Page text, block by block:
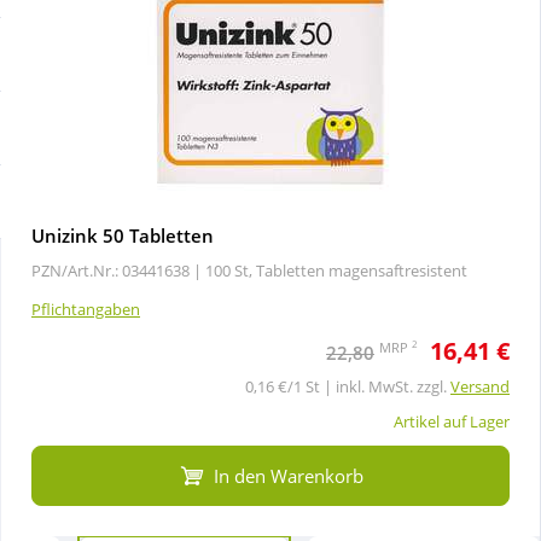
Natur & Homöopathie
Tierbedarf
Unizink 50 Tabletten
PZN/Art.Nr.: 03441638 | 100 St, Tabletten magensaftresistent
Pflichtangaben
22,80 MRP 2 16,41 €
0,16 €/1 St | inkl. MwSt. zzgl.Versand
Artikel auf Lager
In den Warenkorb